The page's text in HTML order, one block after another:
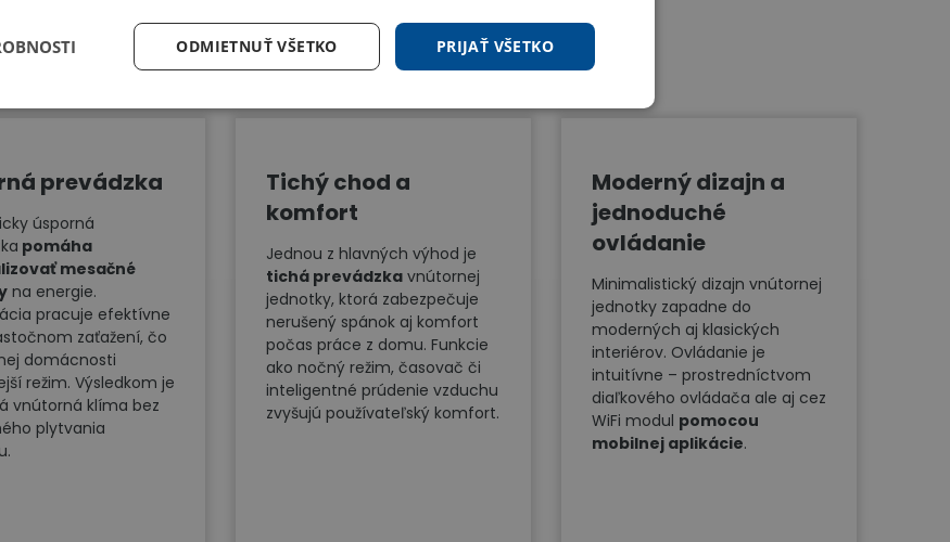
Benefity
prevádzka
úsporná
pomáha
mesačné
na energie.
pracuje efektívne
zaťažení, čo
domácnosti
režim. Výsledkom je
vnútorná klíma bez
plytvania
Tichý chod a
komfort
Jednou z hlavných výhod je
tichá prevádzka vnútornej
jednotky, ktorá zabezpečuje
nerušený spánok aj komfort
počas práce z domu. Funkcie
ako nočný režim, časovač či
inteligentné prúdenie vzduchu
zvyšujú používateľský komfort.
Moderný dizajn a
jednoduché
ovládanie
Minimalistický dizajn vnútornej
jednotky zapadne do
moderných aj klasických
interiérov. Ovládanie je
intuitívne – prostredníctvom
diaľkového ovládača ale aj cez
WiFi modul pomocou
mobilnej aplikácie.
PRIJAŤ VŠETKO
ODMIETNUŤ VŠETKO